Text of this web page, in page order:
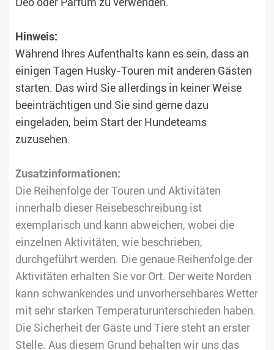
Deo oder Parfüm zu verwenden.
Hinweis:
Während Ihres Aufenthalts kann es sein, dass an
einigen Tagen Husky-Touren mit anderen Gästen
starten. Das wird Sie allerdings in keiner Weise
beeinträchtigen und Sie sind gerne dazu
eingeladen, beim Start der Hundeteams
zuzusehen.
Zusatzinformationen:
Die Reihenfolge der Touren und Aktivitäten
innerhalb dieser Reisebeschreibung ist
exemplarisch und kann abweichen, wobei die
einzelnen Aktivitäten, wie beschrieben,
durchgeführt werden. Die genaue Reihenfolge der
Aktivitäten erhalten Sie vor Ort. Der weite Norden
kann schwankendes und unvorhersehbares Wetter
mit sehr starken Temperaturunterschieden haben.
Die Sicherheit der Gäste und Tiere steht an erster
Stelle. Aus diesem Grund behalten wir uns das